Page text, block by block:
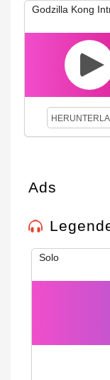
Godzilla Kong
Ads
Solo